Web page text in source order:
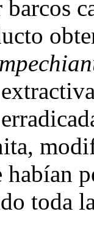
habían
toda